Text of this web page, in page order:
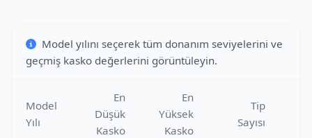
Model yılını seçerek tüm donanım seviyelerini ve
geçmiş kasko değerlerini görüntüleyin.
Model
Yılı
En
Düşük
Kasko
En
Yüksek
Kasko
Tip
Sayısı